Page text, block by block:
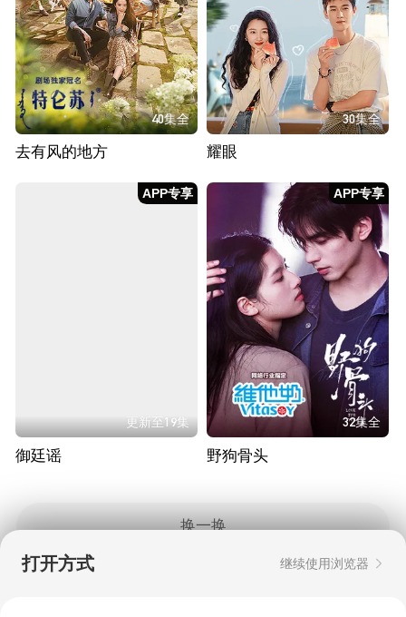
40集全
去有风的地方
30集全
耀眼
APP专享
更新至19集
御廷谣
APP专享
32集全
野狗骨头
换一换
打开方式 继续使用浏览器